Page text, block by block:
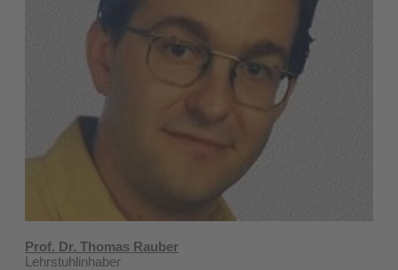
Prof. Dr. Thomas Rauber
Lehrstuhlinhaber